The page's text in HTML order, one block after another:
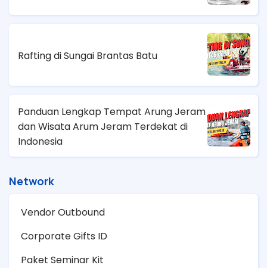
Rafting di Sungai Brantas Batu
Panduan Lengkap Tempat Arung Jeram
dan Wisata Arum Jeram Terdekat di
Indonesia
Network
Vendor Outbound
Corporate Gifts ID
Paket Seminar Kit